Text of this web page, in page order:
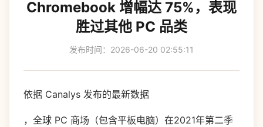
Chromebook 增幅达 75%，表现
胜过其他 PC 品类
发布时间：2026-06-20 02:55:11
依据 Canalys 发布的最新数据
，全球 PC 商场（包含平板电脑）在2021年第二季